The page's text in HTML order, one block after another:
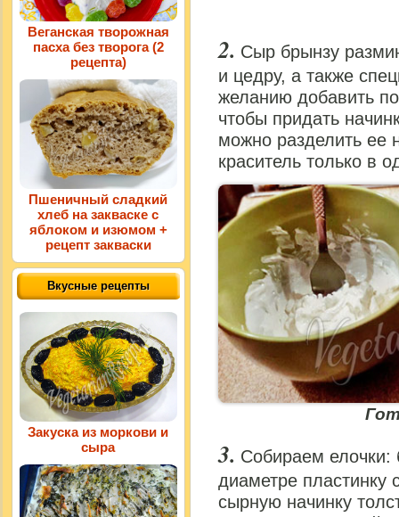
Сыр брынзу
и цедру, а также
желанию добавить
чтобы придать
можно разделить ее
краситель только в
Собираем
диаметре
сырную начинку
Веганская творожная
пасха без творога (2
рецепта)
Пшеничный сладкий
хлеб на закваске с
яблоком и изюмом +
рецепт закваски
Вкусные рецепты
Закуска из моркови и
сыра